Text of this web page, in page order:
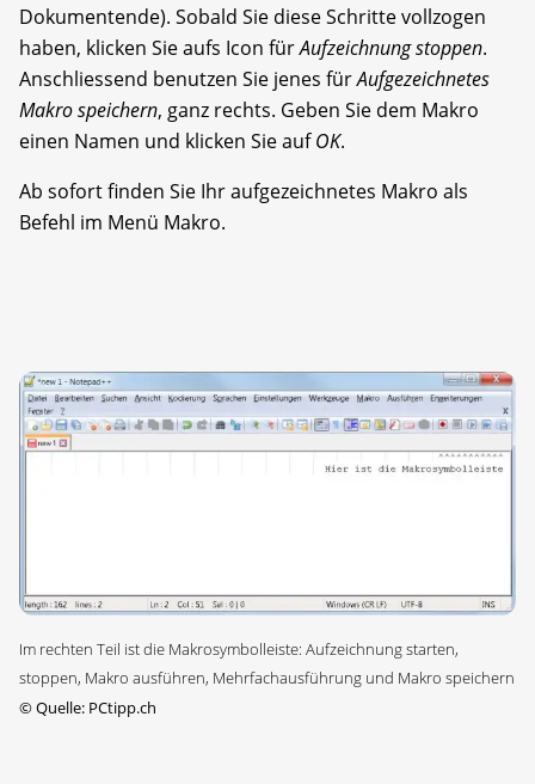
Dokumentende). Sobald Sie diese Schritte vollzogen
haben, klicken Sie aufs Icon fürAufzeichnung stoppen.
Anschliessend benutzen Sie jenes fürAufgezeichnetes
Makro speichern, ganz rechts. Geben Sie dem Makro
einen Namen und klicken Sie aufOK.
Ab sofort finden Sie Ihr aufgezeichnetes Makro als
Befehl im Menü Makro.
Im rechten Teil ist die Makrosymbolleiste: Aufzeichnung starten,
stoppen, Makro ausführen, Mehrfachausführung und Makro speichern
©Quelle: PCtipp.ch